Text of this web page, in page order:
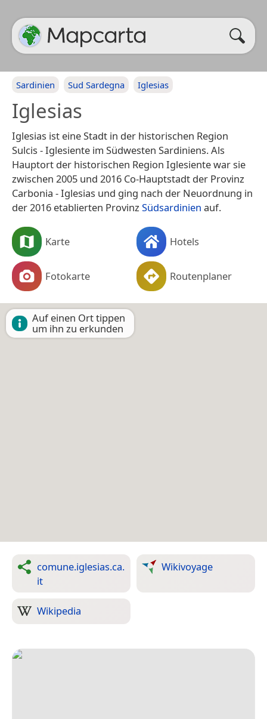
Sardinien Sud Sardegna Iglesias
Iglesias
Iglesias ist eine Stadt in der historischen Region
Sulcis - Iglesiente im Südwesten Sardiniens. Als
Hauptort der historischen Region Iglesiente war sie
zwischen 2005 und 2016 Co-Hauptstadt der Provinz
Carbonia - Iglesias und ging nach der Neuordnung in
der 2016 etablierten Provinz Südsardinien auf.
Karte Hotels
Fotokarte Routenplaner
Auf einen Ort tippen
um ihn zu erkunden
comune.iglesias.ca.
it
Wikivoyage
Wikipedia